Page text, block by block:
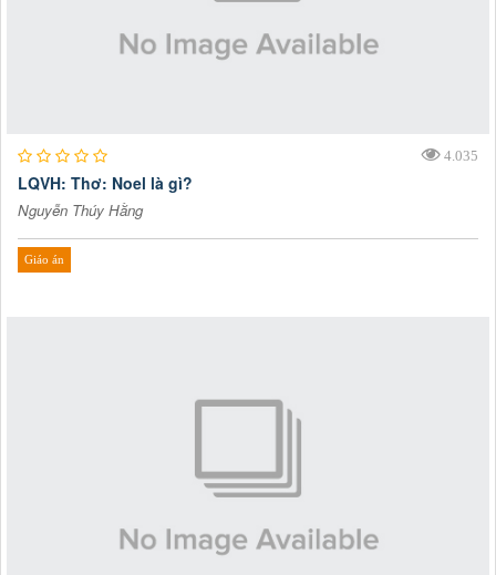
4.035
LQVH: Thơ: Noel là gì?
Nguyễn Thúy Hằng
Giáo án